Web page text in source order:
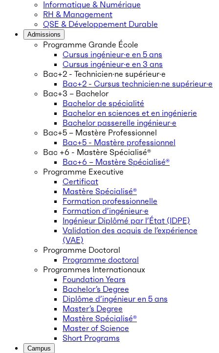
Informatique & Numérique
RH & Management
QSE & Développement Durable
Admissions
Programme Grande École
Cursus ingénieur·e en 5 ans
Cursus ingénieur·e en 3 ans
Bac+2 - Technicien·ne supérieur·e
Bac+2 - Cursus technicien·ne supérieur·e
Bac+3 – Bachelor
Bachelor de spécialité
Bachelor en sciences et en ingénierie
Bachelor passerelle ingénieur·e
Bac+5 – Mastère Professionnel
Bac+5 - Mastère professionnel
Bac +6 - Mastère Spécialisé®
Bac+6 – Mastère Spécialisé®
Programme Executive
Certificat
Mastère Spécialisé®
Formation professionnelle
Formation d’ingénieur·e
Ingénieur Diplômé par l’État (IDPE)
Validation des acquis de l’expérience
(VAE)
Programme Doctoral
Programme doctoral
Programmes Internationaux
Foundation Years
Bachelor’s Degree
Diplôme d’ingénieur en 5 ans
Master’s Degree
Mastère Spécialisé®
Master of Science
Short Programs
Campus